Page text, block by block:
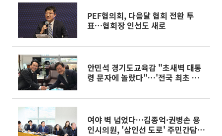
PEF협의회, 다음달 협회 전환 투
표…협회장 인선도 새로
안민석 경기도교육감 "초새벽 대통
령 문자에 놀랐다"…'전국 최초 오
여야 벽 넘었다…김종억·권병손 용
인시의원, '삼인선 도로' 주민간담회